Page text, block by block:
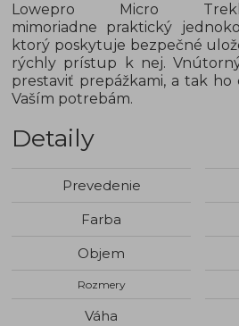
Lowepro Micro
mimoriadne praktický
ktorý poskytuje bezpečné
rýchly prístup k nej.
prestaviť prepážkami, a tak ho
Vaším potrebám.
Detaily
Prevedenie
Farba
Objem
Rozmery
Váha